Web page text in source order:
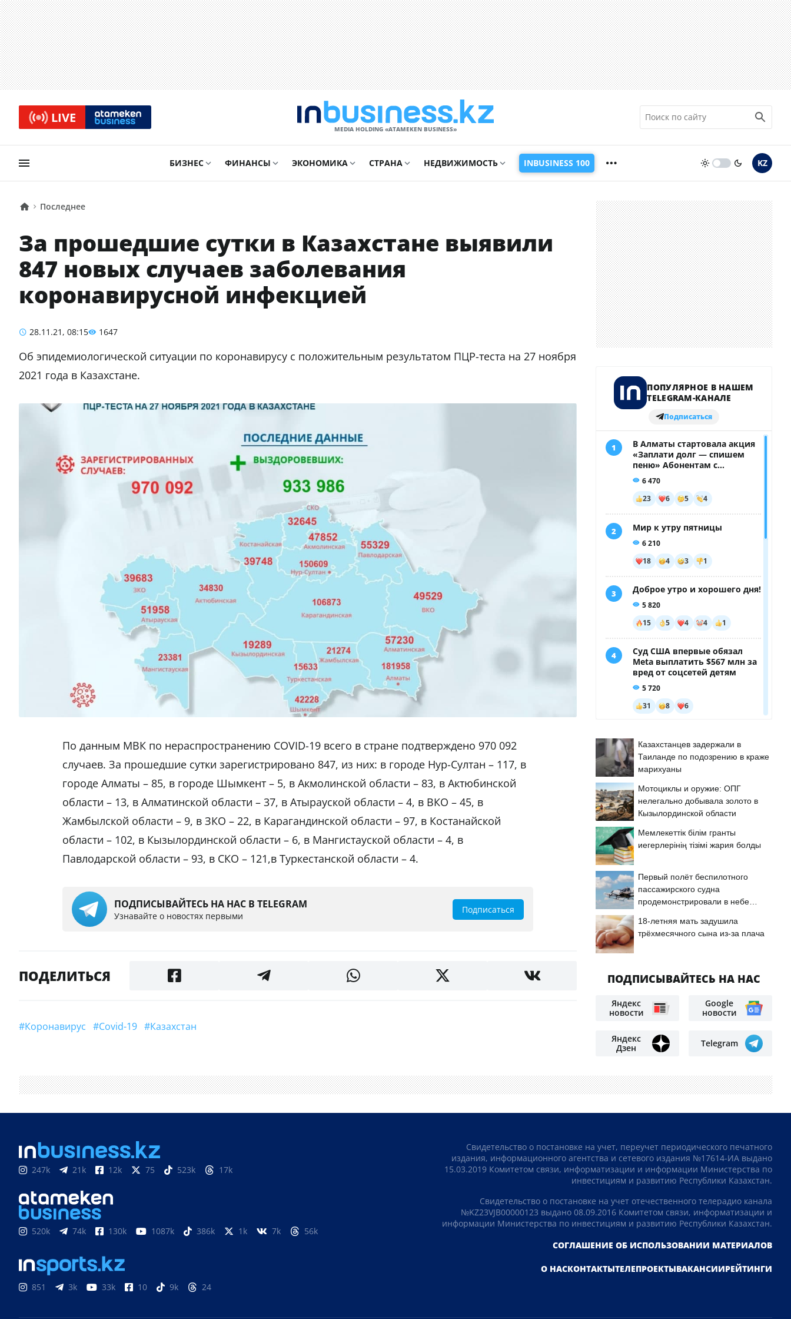
LIVE
MEDIA HOLDING «ATAMEKЕN BUSINESS»
БИЗНЕС ФИНАНСЫ ЭКОНОМИКА СТРАНА НЕДВИЖИМОСТЬ INBUSINESS 100 KZ
Последнее
За прошедшие сутки в Казахстане выявили
847 новых случаев заболевания
коронавирусной инфекцией
28.11.21, 08:15 1647
Об эпидемиологической ситуации по коронавирусу с положительным результатом ПЦР-теста на 27 ноября
2021 года в Казахстане.
По данным МВК по нераспространению COVID-19 всего в стране подтверждено 970 092
случаев. За прошедшие сутки зарегистрировано 847, из них: в городе Нур-Султан – 117, в
городе Алматы – 85, в городе Шымкент – 5, в Акмолинской области – 83, в Актюбинской
области – 13, в Алматинской области – 37, в Атырауской области – 4, в ВКО – 45, в
Жамбылской области – 9, в ЗКО – 22, в Карагандинской области – 97, в Костанайской
области – 102, в Кызылординской области – 6, в Мангистауской области – 4, в
Павлодарской области – 93, в СКО – 121,в Туркестанской области – 4.
ПОДПИСЫВАЙТЕСЬ НА НАС В TELEGRAM
Узнавайте о новостях первыми
Подписаться
ПОДЕЛИТЬСЯ
#Коронавирус #Covid-19 #Казахстан
Казахстанцев задержали в
Таиланде по подозрению в краже
марихуаны
Мотоциклы и оружие: ОПГ
нелегально добывала золото в
Кызылординской области
Мемлекеттік білім гранты
иегерлерінің тізімі жария болды
Первый полёт беспилотного
пассажирского судна
продемонстрировали в небе
18-летняя мать задушила
трёхмесячного сына из-за плача
ПОДПИСЫВАЙТЕСЬ НА НАС
Яндекс
новости
Google
новости
Яндекс
Дзен
Telegram
247k 21k 12k 75 523k 17k
520k 74k 130k 1087k 386k 1k 7k 56k
851 3k 33k 10 9k 24
Свидетельство о постановке на учет, переучет периодического печатного
издания, информационного агентства и сетевого издания №17614-ИА выдано
15.03.2019 Комитетом связи, информатизации и информации Министерства по
инвестициям и развитию Республики Казахстан.
Свидетельство о постановке на учет отечественного телерадио канала
№KZ23VJB00000123 выдано 08.09.2016 Комитетом связи, информатизации и
информации Министерства по инвестициям и развитию Республики Казахстан.
СОГЛАШЕНИЕ ОБ ИСПОЛЬЗОВАНИИ МАТЕРИАЛОВ
О НАСКОНТАКТЫТЕЛЕПРОЕКТЫВАКАНСИИРЕЙТИНГИ